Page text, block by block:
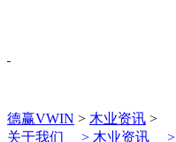
德赢VWIN > 木业资讯 >
关于我们 > 木业资讯 >